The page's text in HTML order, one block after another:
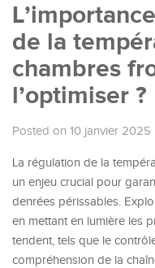
de la
chambres
l’optimiser ?
Posted on 10 janvier 2025
La régulation de la
un enjeu crucial pour
denrées périssables.
en mettant en lumière les
tendent, tels que le
compréhension de la